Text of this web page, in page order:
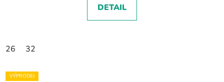
DETAIL
26 32
VÝPRODEJ